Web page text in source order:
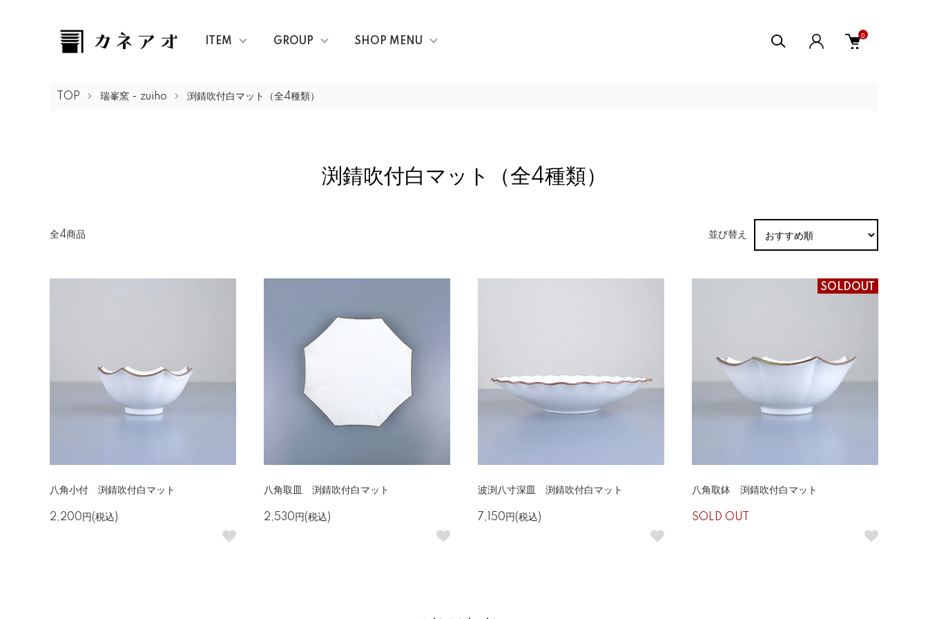
ITEM GROUP SHOP MENU
0
TOP 瑞峯窯 - zuiho 渕錆吹付白マット（全4種類）
渕錆吹付白マット（全4種類）
全4商品 並び替え
八角小付 渕錆吹付白マット
2,200円(税込)
八角取皿 渕錆吹付白マット
2,530円(税込)
波渕八寸深皿 渕錆吹付白マット
7,150円(税込)
SOLDOUT
八角取鉢 渕錆吹付白マット
SOLD OUT